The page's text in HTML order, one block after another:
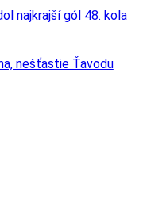
najkrajší gól 48. kola
nešťastie Ťavodu